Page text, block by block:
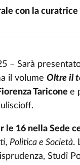
con la curatrice
– Sarà
il volumeOltre il
Tariconee
le 16 nella Sede
Politica e Società.
Studî